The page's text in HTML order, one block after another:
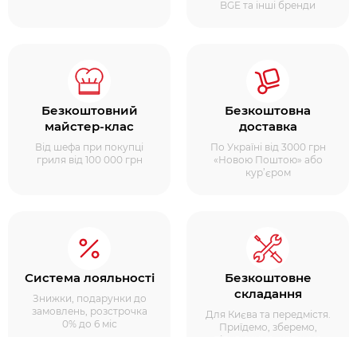
BGE та інші бренди
Безкоштовний
майстер-клас
Від шефа при покупці
гриля від 100 000 грн
Безкоштовна
доставка
По Україні від 3000 грн
«Новою Поштою» або
кур’єром
Система лояльності
Знижки, подарунки до
замовлень, розстрочка
0% до 6 міс
Безкоштовне
складання
Для Києва та передмістя.
Приїдемо, зберемо,